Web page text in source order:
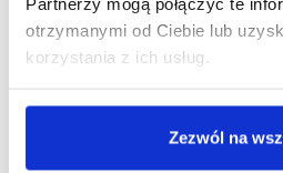
otrzymanymi od Ciebie lub
korzystania z ich usług.
Zezwól na
Spodnie krótkie
123,66 zł brutto